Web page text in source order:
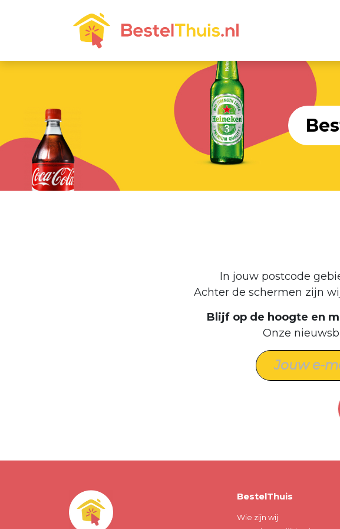
In jouw postcode
Achter de schermen zijn
Blijf op de hoogte en
Onze
BestelThuis
Wie zijn wij